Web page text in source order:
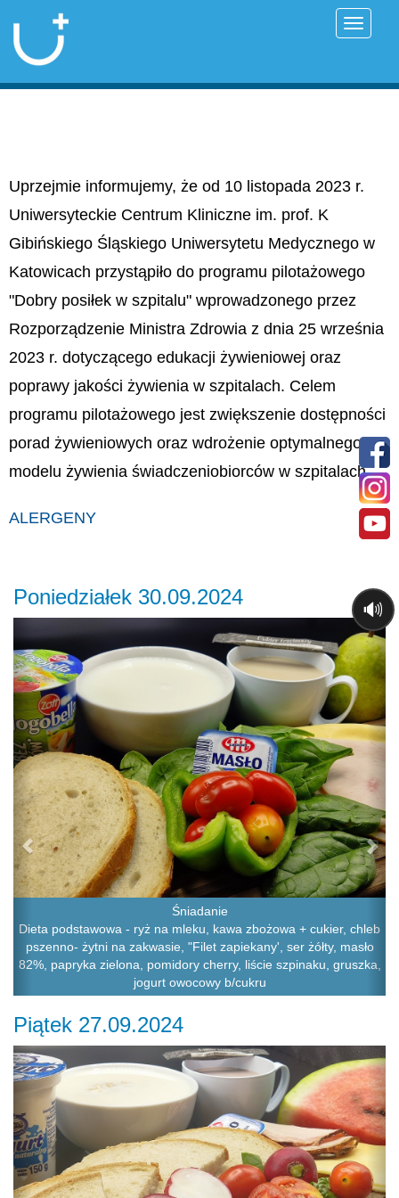
Uprzejmie informujemy, że od 10 listopada 2023 r.
Uniwersyteckie Centrum Kliniczne im. prof. K
Gibińskiego Śląskiego Uniwersytetu Medycznego w
Katowicach przystąpiło do programu pilotażowego
"Dobry posiłek w szpitalu" wprowadzonego przez
Rozporządzenie Ministra Zdrowia z dnia 25 września
2023 r. dotyczącego edukacji żywieniowej oraz
poprawy jakości żywienia w szpitalach. Celem
programu pilotażowego jest zwiększenie dostępności
porad żywieniowych oraz wdrożenie optymalnego
modelu żywienia świadczeniobiorców w szpitalach.
ALERGENY
Poniedziałek 30.09.2024
Śniadanie
Dieta podstawowa - ryż na mleku, kawa zbożowa + cukier, chleb
pszenno- żytni na zakwasie, "Filet zapiekany', ser żółty, masło
82%, papryka zielona, pomidory cherry, liście szpinaku, gruszka,
jogurt owocowy b/cukru
Previous
Piątek 27.09.2024
Previous
🔊